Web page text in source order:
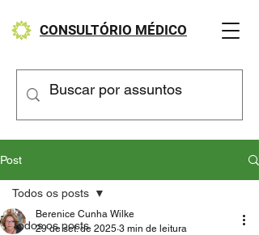
CONSULTÓRIO MÉDICO
Post
Todos os posts
Todos os posts
Berenice Cunha Wilke
29 de set. de 2025 3 min de leitura